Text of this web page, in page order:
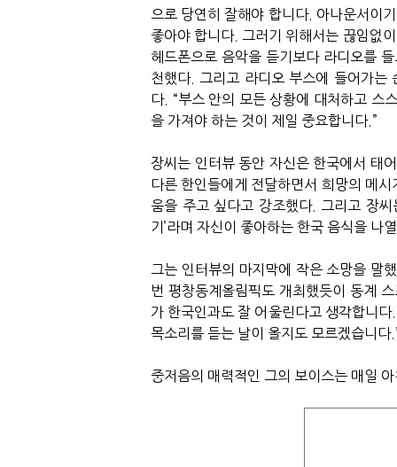
으로 당연히 잘해야 합니다. 아나운서이
좋아야 합니다. 그러기 위해서는 끊임없
헤드폰으로 음악을 듣기보다 라디오를
천했다. 그리고 라디오 부스에 들어가는
다. “부스 안의 모든 상황에 대처하고 스
을 가져야 하는 것이 제일 중요합니다.”
장씨는 인터뷰 동안 자신은 한국에서 태
다른 한인들에게 전달하면서 희망의 메
움을 주고 싶다고 강조했다. 그리고 장
기’라며 자신이 좋아하는 한국 음식을 나
그는 인터뷰의 마지막에 작은 소망을 말
번 평창동계올림픽도 개최했듯이 동계
가 한국인과도 잘 어울린다고 생각합니
목소리를 듣는 날이 올지도 모르겠습니다
중저음의 매력적인 그의 보이스는 매일